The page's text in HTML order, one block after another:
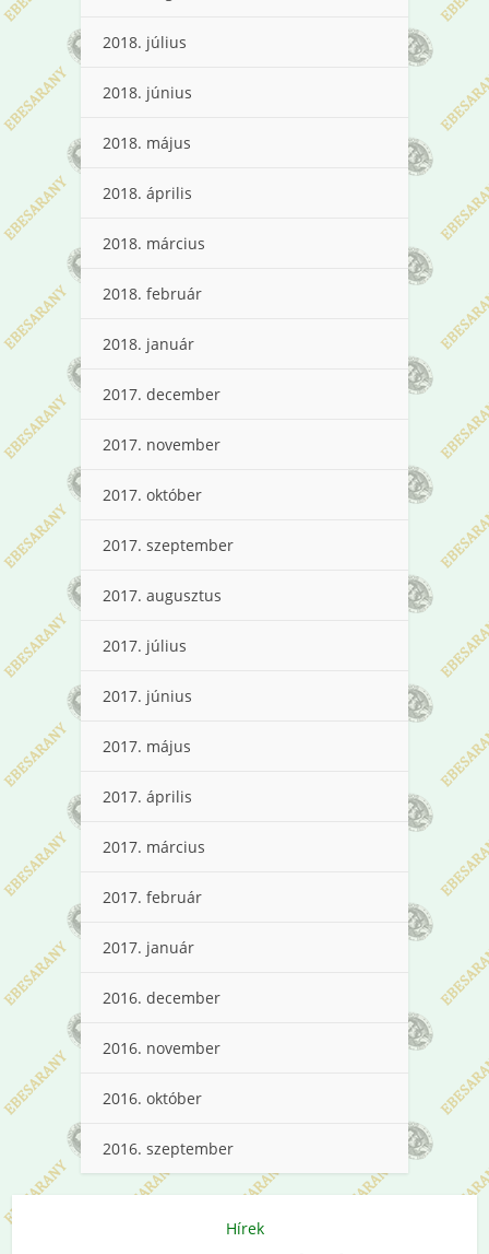
2018. július
2018. június
2018. május
2018. április
2018. március
2018. február
2018. január
2017. december
2017. november
2017. október
2017. szeptember
2017. augusztus
2017. július
2017. június
2017. május
2017. április
2017. március
2017. február
2017. január
2016. december
2016. november
2016. október
2016. szeptember
Hírek